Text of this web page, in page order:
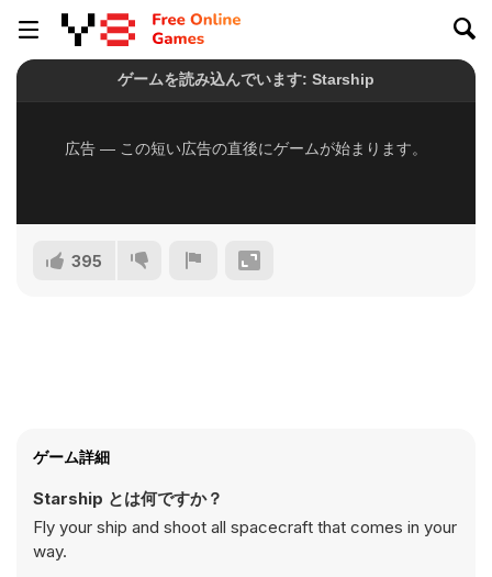
395
ゲーム詳細
Starship とは何ですか？
Fly your ship and shoot all spacecraft that comes in your
way.